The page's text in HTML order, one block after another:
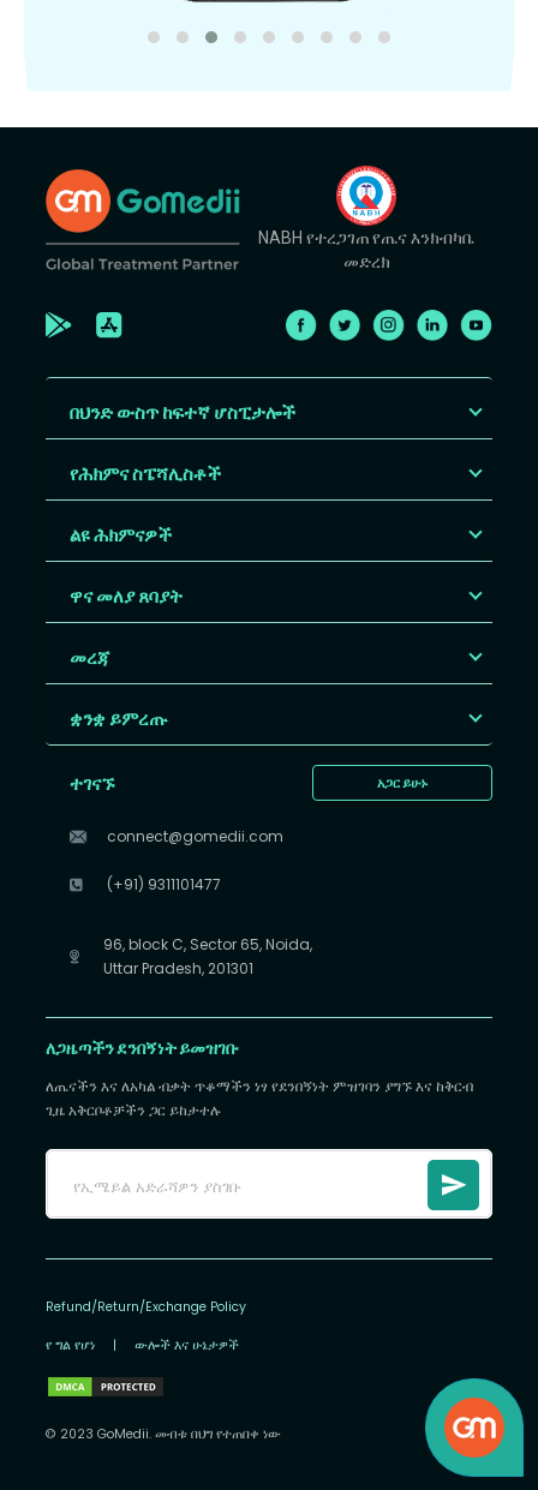
NABH የተረጋገጠ የጤና እንክብካቤ
መድረክ
በህንድ ውስጥ ከፍተኛ ሆስፒታሎች
የሕክምና ስፔሻሊስቶች
ልዩ ሕክምናዎች
ዋና መለያ ጸባያት
መረጃ
ቋንቋ ይምረጡ
አጋር ይሁኑ
ተገናኙ
connect@gomedii.com
(+91) 9311101477
96, block C, Sector 65, Noida,
Uttar Pradesh, 201301
ለጋዜጣችን ደንበኝነት ይመዝገቡ
ለጤናችን እና ለአካል ብቃት ጥቆማችን ነፃ የደንበኝነት ምዝገባን ያግኙ እና ከቅርብ
ጊዜ አቅርቦቶቻችን ጋር ይከታተሉ
Refund/Return/Exchange Policy
የ ግል የሆነ | ውሎች እና ሁኔታዎች
© 2023 GoMedii. መብቱ በህግ የተጠበቀ ነው